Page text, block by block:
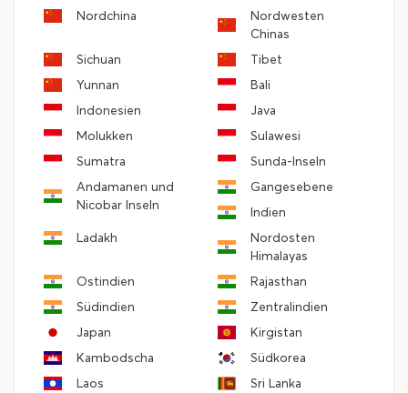
Nordchina
Nordwesten
Chinas
Sichuan
Tibet
Yunnan
Bali
Indonesien
Java
Molukken
Sulawesi
Sumatra
Sunda-Inseln
Andamanen und
Nicobar Inseln
Gangesebene
Indien
Ladakh
Nordosten
Himalayas
Ostindien
Rajasthan
Südindien
Zentralindien
Japan
Kirgistan
Kambodscha
Südkorea
Laos
Sri Lanka